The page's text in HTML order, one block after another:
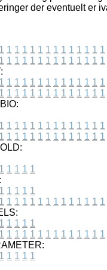
der eventuelt er
1 1 1 1 1 1 1 1 1 1 1 1 1 1
1 1 1 1 1 1 1 1 1 1 1 1 1 1
1 1 1 1 1 1 1 1 1 1 1 1 1 1
1 1 1 1 1 1 1 1 1 1 1 1 1 1
1 1 1 1 1 1 1 1 1 1 1 1 1 1
1 1 1 1 1 1 1 1 1 1 1 1 1 1
1 1 1 1 1
1 1 1 1 1
1 1 1 1 1 1 1 1 1 1 1 1 1 1
1 1 1 1 1
1 1 1 1 1 1 1 1 1 1 1 1 1 1
1 1 1 1 1